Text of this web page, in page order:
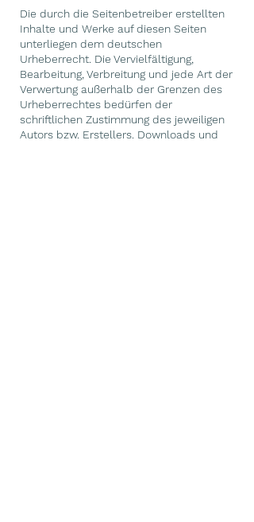
Die durch die Seitenbetreiber erstellten
Inhalte und Werke auf diesen Seiten
unterliegen dem deutschen
Urheberrecht. Die Vervielfältigung,
Bearbeitung, Verbreitung und jede Art der
Verwertung außerhalb der Grenzen des
Urheberrechtes bedürfen der
schriftlichen Zustimmung des jeweiligen
Autors bzw. Erstellers. Downloads und